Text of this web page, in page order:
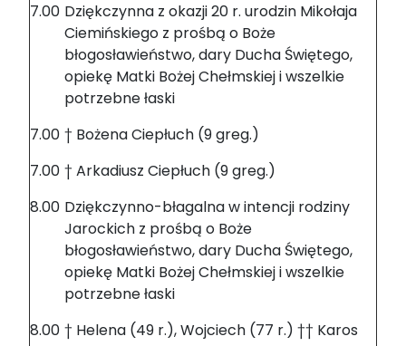
7.00 Dziękczynna z okazji 20 r. urodzin Mikołaja
Ciemińskiego z prośbą o Boże
błogosławieństwo, dary Ducha Świętego,
opiekę Matki Bożej Chełmskiej i wszelkie
potrzebne łaski
7.00 † Bożena Ciepłuch (9 greg.)
7.00 † Arkadiusz Ciepłuch (9 greg.)
8.00 Dziękczynno-błagalna w intencji rodziny
Jarockich z prośbą o Boże
błogosławieństwo, dary Ducha Świętego,
opiekę Matki Bożej Chełmskiej i wszelkie
potrzebne łaski
8.00 † Helena (49 r.), Wojciech (77 r.) †† Karos